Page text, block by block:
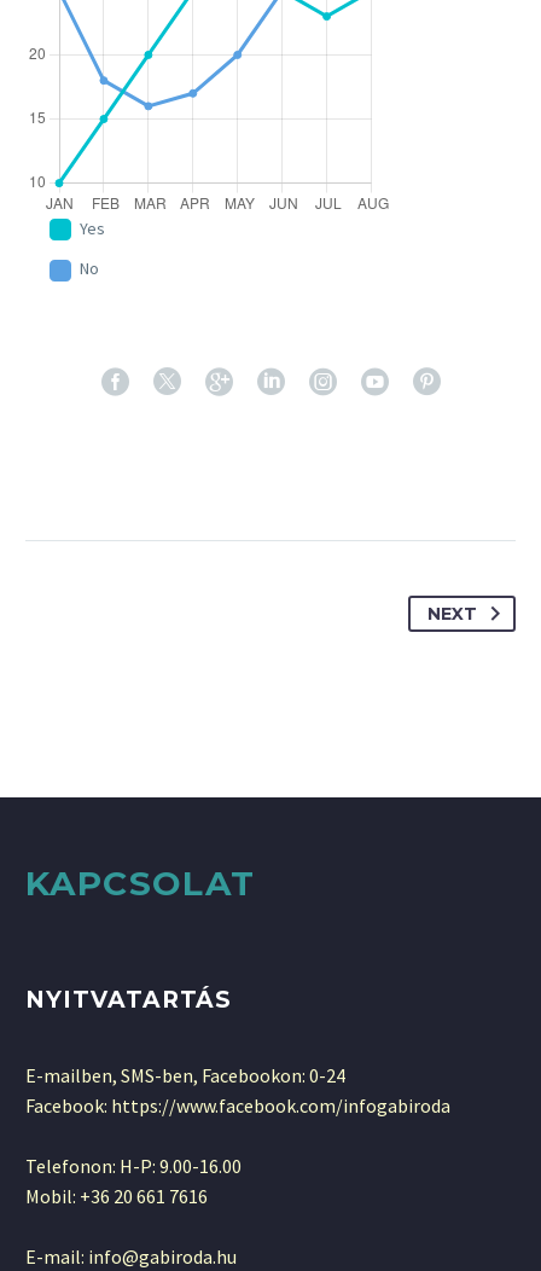
Yes
No
NEXT
KAPCSOLAT
NYITVATARTÁS
E-mailben, SMS-ben, Facebookon: 0-24
Facebook: https://www.facebook.com/infogabiroda
Telefonon: H-P: 9.00-16.00
Mobil: +36 20 661 7616
E-mail: info@gabiroda.hu